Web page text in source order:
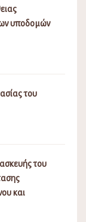
υποδομών
του
του
και